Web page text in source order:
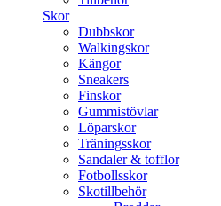
Skor
Dubbskor
Walkingskor
Kängor
Sneakers
Finskor
Gummistövlar
Löparskor
Träningsskor
Sandaler & tofflor
Fotbollsskor
Skotillbehör